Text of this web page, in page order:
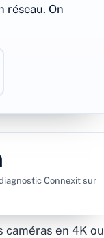
réseau. On
Connexit sur
en 4K ou